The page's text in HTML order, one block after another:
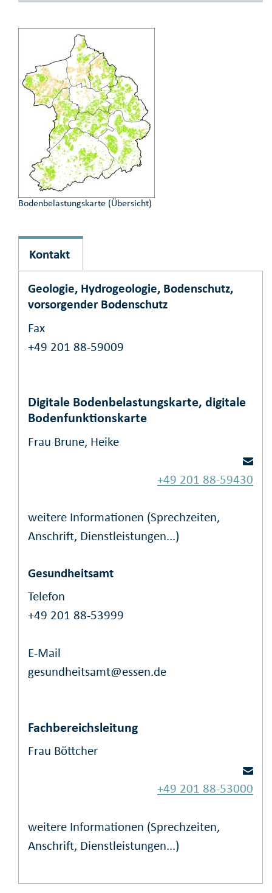
Bodenbelastungskarte (Übersicht)
Kontakt
Geologie, Hydrogeologie, Bodenschutz,
vorsorgender Bodenschutz
Fax
+49 201 88-59009
Digitale Bodenbelastungskarte, digitale
Bodenfunktionskarte
Frau Brune, Heike
+49 201 88-59430
weitere Informationen (Sprechzeiten,
Anschrift, Dienstleistungen...)
Gesundheitsamt
Telefon
+49 201 88-53999
E-Mail
gesundheitsamt@essen.de
Fachbereichsleitung
Frau Böttcher
+49 201 88-53000
weitere Informationen (Sprechzeiten,
Anschrift, Dienstleistungen...)